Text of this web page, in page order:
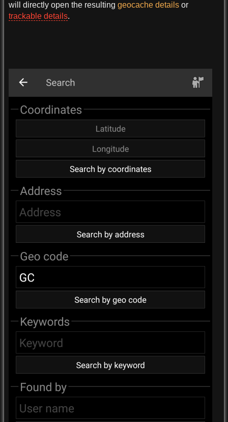
will directly open the resulting geocache details or
trackable details.